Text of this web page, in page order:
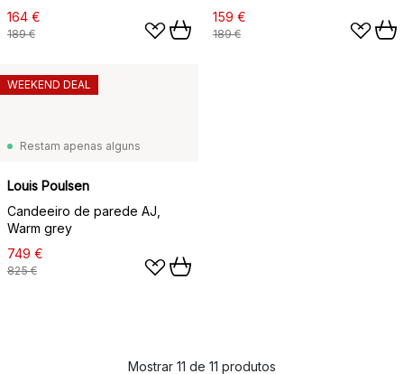
164 €
189 €
159 €
189 €
Restam apenas alguns
Louis Poulsen
Candeeiro de parede AJ,
Warm grey
749 €
825 €
WEEKEND DEAL
Mostrar 11 de 11 produtos